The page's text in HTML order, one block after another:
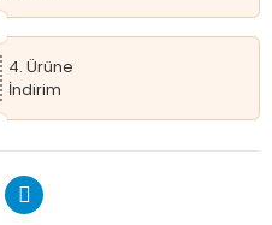
4. Ürüne
İndirim